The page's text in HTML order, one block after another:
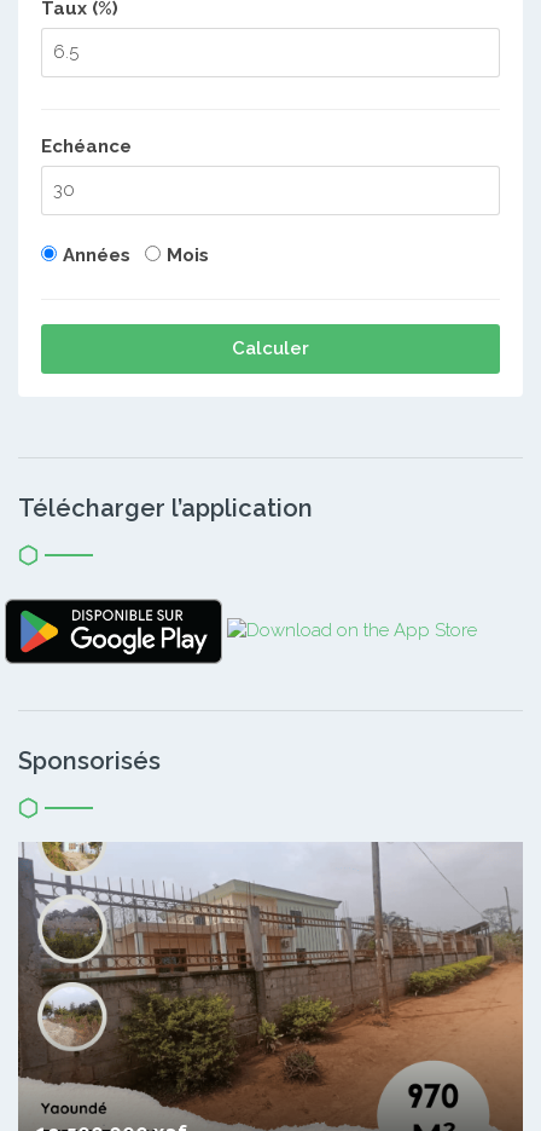
Taux (%)
Echéance
Années Mois
Calculer
Télécharger l’application
Sponsorisés